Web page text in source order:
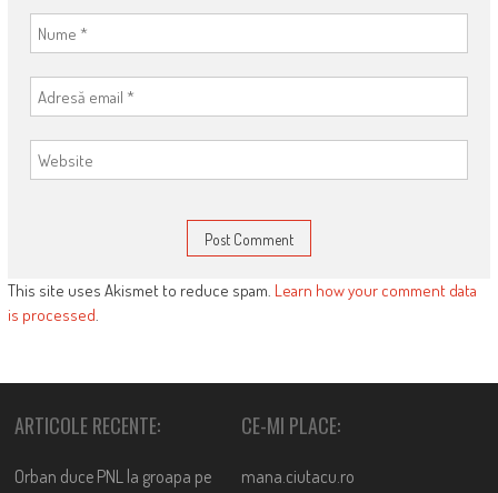
This site uses Akismet to reduce spam. Learn how your comment data
is processed.
ARTICOLE RECENTE:
Orban duce PNL la groapa pe
CE-MI PLACE:
mana.ciutacu.ro